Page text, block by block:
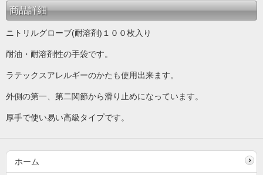
商品詳細
ニトリルグローブ(耐溶剤)１００枚入り
耐油・耐溶剤性の手袋です。
ラテックスアレルギーのかたも使用出来ます。
外側の第一、第二関節から滑り止めになっています。
厚手で使い易い高級タイプです。
ホーム